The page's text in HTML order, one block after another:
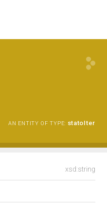
AN ENTITY OF TYPE: statoIter
xsd:string